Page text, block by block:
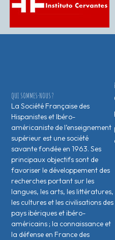
QUI SOMMES-NOUS ?
La Société Française des
Hispanistes et Ibéro-
américaniste de l’enseignement
supérieur est une société
savante fondée en 1963. Ses
principaux objectifs sont de
favoriser le développement des
recherches portant sur les
langues, les arts, les littératures,
les cultures et les civilisations des
pays ibériques et ibéro-
américains ; la connaissance et
la défense en France des